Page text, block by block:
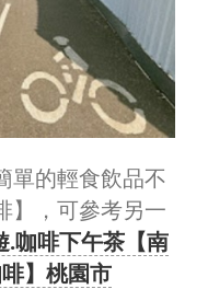
單的輕食飲品不
】，可參考另一
.咖啡下午茶【南
】桃園市